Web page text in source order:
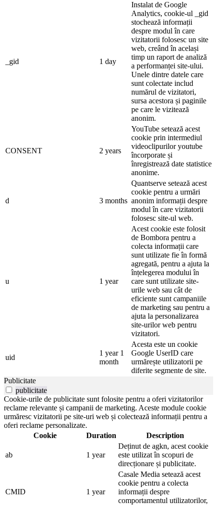
_gid 1 day
Instalat de Google
Analytics, cookie-ul _gid
stochează informații
despre modul în care
vizitatorii folosesc un site
web, creând în același
timp un raport de analiză
a performanței site-ului.
Unele dintre datele care
sunt colectate includ
numărul de vizitatori,
sursa acestora și paginile
pe care le vizitează
anonim.
CONSENT 2 years
YouTube setează acest
cookie prin intermediul
videoclipurilor youtube
încorporate și
înregistrează date statistice
anonime.
d 3 months
Quantserve setează acest
cookie pentru a urmări
anonim informații despre
modul în care vizitatorii
folosesc site-ul web.
u 1 year
Acest cookie este folosit
de Bombora pentru a
colecta informații care
sunt utilizate fie în formă
agregată, pentru a ajuta la
înțelegerea modului în
care sunt utilizate site-
urile web sau cât de
eficiente sunt campaniile
de marketing sau pentru a
ajuta la personalizarea
site-urilor web pentru
vizitatori.
uid
1 year 1
month
Acesta este un cookie
Google UserID care
urmărește utilizatorii pe
diferite segmente de site.
Publicitate
publicitate
Cookie-urile de publicitate sunt folosite pentru a oferi vizitatorilor
reclame relevante și campanii de marketing. Aceste module cookie
urmăresc vizitatorii pe site-uri web și colectează informații pentru a
oferi reclame personalizate.
Cookie
Duration Description
ab 1 year
Deținut de agkn, acest cookie
este utilizat în scopuri de
direcționare și publicitate.
CMID 1 year
Casale Media setează acest
cookie pentru a colecta
informații despre
comportamentul utilizatorilor,